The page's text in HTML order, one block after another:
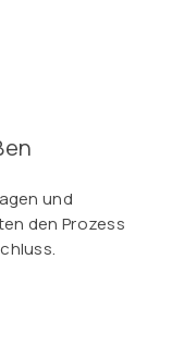
und
den Prozess